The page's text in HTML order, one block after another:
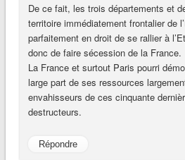
De ce fait, les trois départements et
territoire immédiatement frontalier de
parfaitement en droit de se rallier à
donc de faire sécession de la France.
La France et surtout Paris pourri
large part de ses ressources
envahisseurs de ces cinquante
destructeurs.
Répondre